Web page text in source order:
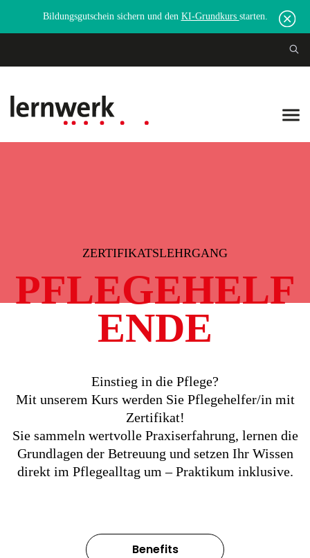
Bildungsgutschein sichern und den KI-Grundkurs starten.
ZERTIFIKATSLEHRGANG
PFLEGEHELF
ENDE
Einstieg in die Pflege?
Mit unserem Kurs werden Sie Pflegehelfer/in mit
Zertifikat!
Sie sammeln wertvolle Praxiserfahrung, lernen die
Grundlagen der Betreuung und setzen Ihr Wissen
direkt im Pflegealltag um – Praktikum inklusive.
Benefits